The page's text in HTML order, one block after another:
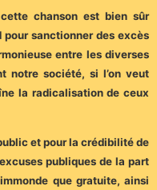
chanson est bien sûr
sanctionner des excès
entre les diverses
notre société, si l’on veut
la radicalisation de ceux
et pour la crédibilité de
publiques de la part
que gratuite, ainsi